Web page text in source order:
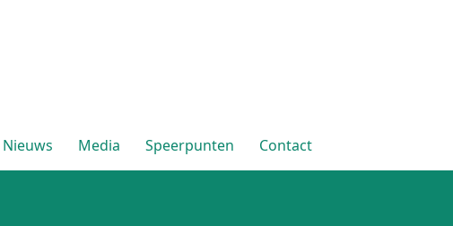
Nieuws Media Speerpunten Contact